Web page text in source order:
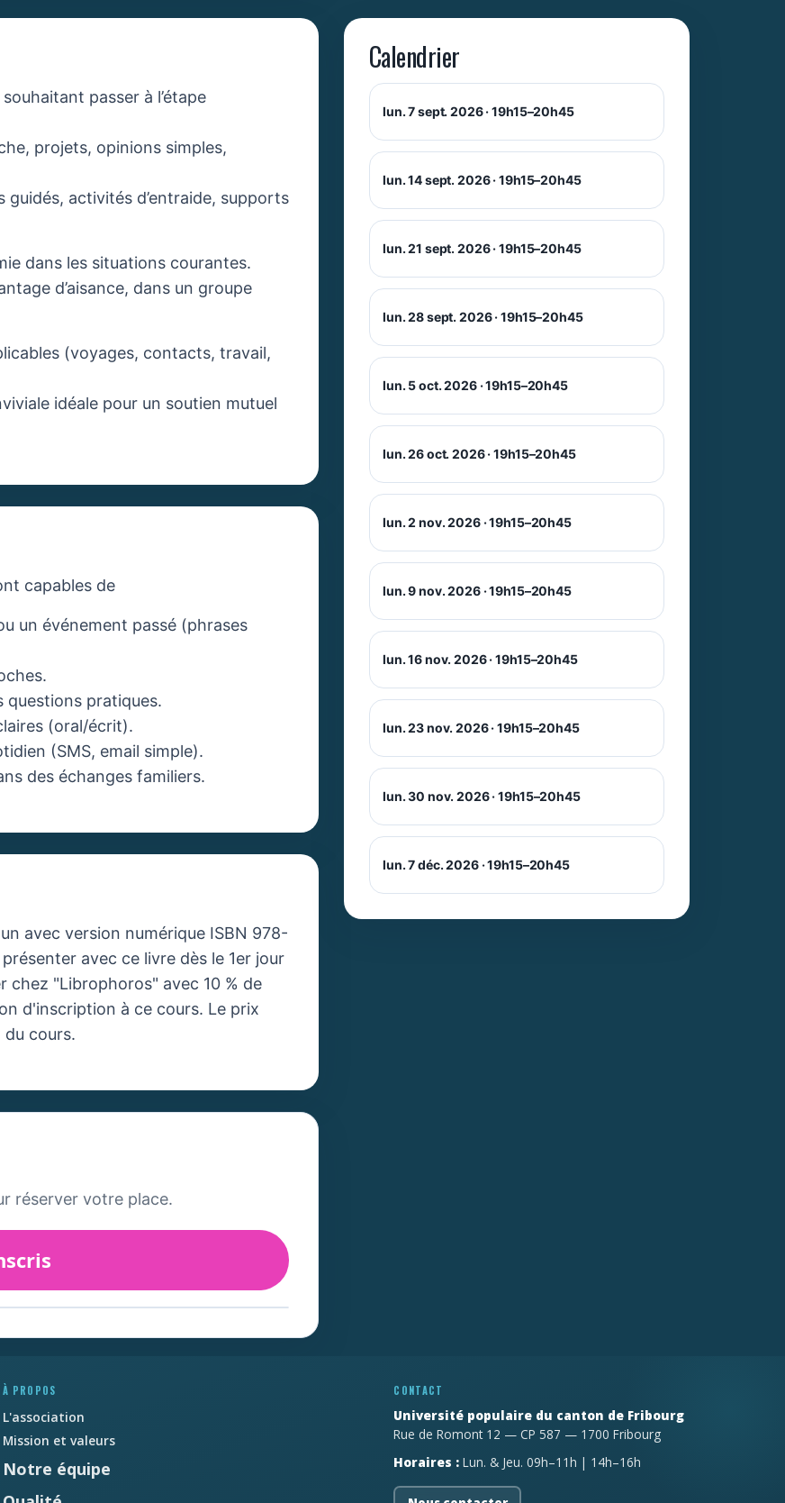
passer à l’étape
projets, opinions simples,
guidés, activités d’entraide, supports
dans les situations courantes.
d’aisance, dans un groupe
(voyages, contacts, travail,
idéale pour un soutien mutuel
capables de
un événement passé (phrases
questions pratiques.
(oral/écrit).
(SMS, email simple).
des échanges familiers.
avec version numérique ISBN 978-
avec ce livre dès le 1er jour
chez "Librophoros" avec 10 % de
d'inscription à ce cours. Le prix
du cours.
réserver votre place.
Calendrier
lun. 7 sept. 2026 · 19h15–20h45
lun. 14 sept. 2026 · 19h15–20h45
lun. 21 sept. 2026 · 19h15–20h45
lun. 28 sept. 2026 · 19h15–20h45
lun. 5 oct. 2026 · 19h15–20h45
lun. 26 oct. 2026 · 19h15–20h45
lun. 2 nov. 2026 · 19h15–20h45
lun. 9 nov. 2026 · 19h15–20h45
lun. 16 nov. 2026 · 19h15–20h45
lun. 23 nov. 2026 · 19h15–20h45
lun. 30 nov. 2026 · 19h15–20h45
lun. 7 déc. 2026 · 19h15–20h45
À PROPOS
L'association
Mission et valeurs
Notre équipe
CONTACT
Université populaire du canton de Fribourg
Rue de Romont 12 — CP 587 — 1700 Fribourg
Horaires : Lun. & Jeu. 09h–11h | 14h–16h